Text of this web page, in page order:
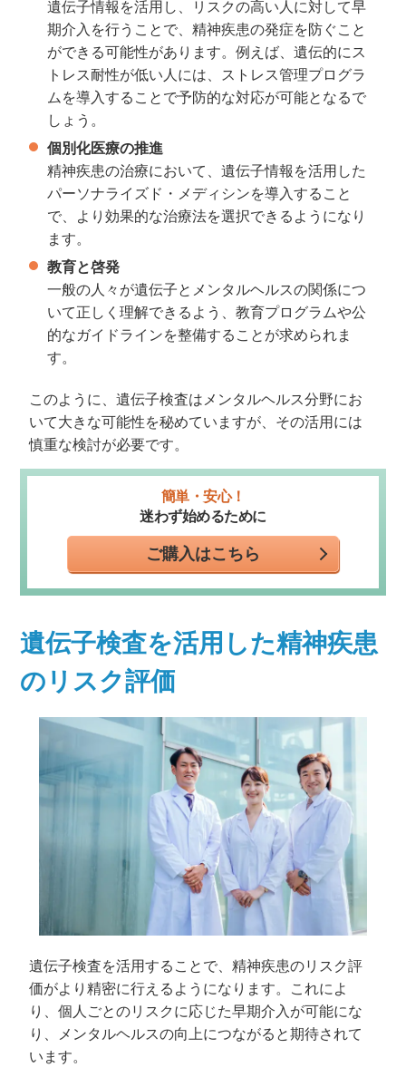
遺伝子情報を活用し、リスクの高い人に対して早
期介入を行うことで、精神疾患の発症を防ぐこと
ができる可能性があります。例えば、遺伝的にス
トレス耐性が低い人には、ストレス管理プログラ
ムを導入することで予防的な対応が可能となるで
しょう。
個別化医療の推進
精神疾患の治療において、遺伝子情報を活用した
パーソナライズド・メディシンを導入すること
で、より効果的な治療法を選択できるようになり
ます。
教育と啓発
一般の人々が遺伝子とメンタルヘルスの関係につ
いて正しく理解できるよう、教育プログラムや公
的なガイドラインを整備することが求められま
す。
このように、遺伝子検査はメンタルヘルス分野にお
いて大きな可能性を秘めていますが、その活用には
慎重な検討が必要です。
簡単・安心！
迷わず始めるために
ご購入はこちら
遺伝子検査を活用した精神疾患
のリスク評価
遺伝子検査を活用することで、精神疾患のリスク評
価がより精密に行えるようになります。これによ
り、個人ごとのリスクに応じた早期介入が可能にな
り、メンタルヘルスの向上につながると期待されて
います。